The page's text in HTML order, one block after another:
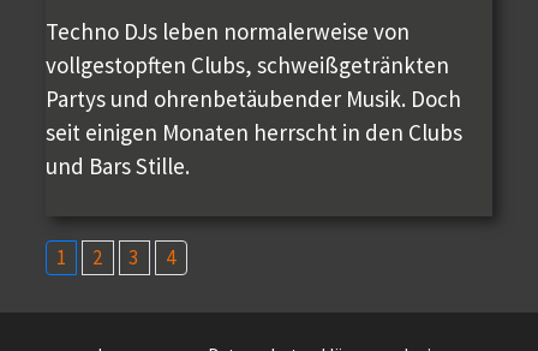
Techno DJs leben normalerweise von
vollgestopften Clubs, schweißgetränkten
Partys und ohrenbetäubender Musik. Doch
seit einigen Monaten herrscht in den Clubs
und Bars Stille.
1 2 3 4